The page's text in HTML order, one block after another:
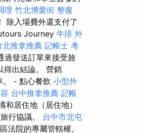
理 竹北博愛街 整復
除入場費外還支付了
Journey 牛排 外
北推拿推薦 記帳士 考
過發送訂單來接受旅
得出結論。 營銷
- 點心餐飲 小型外
台中推拿推薦 記帳
和居住地（居住地）
行協議。 台中市北屯
法院的專屬管轄權。